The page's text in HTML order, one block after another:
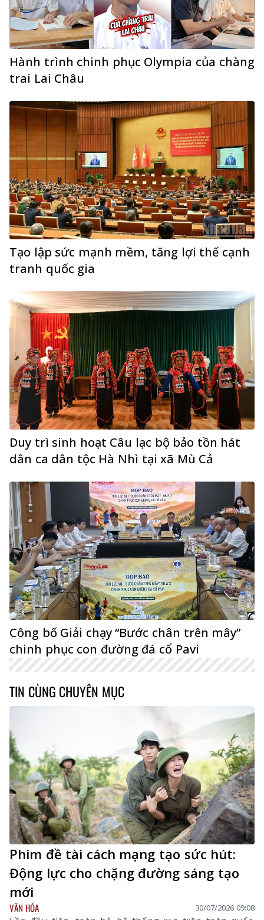
Hành trình chinh phục Olympia của chàng
trai Lai Châu
Tạo lập sức mạnh mềm, tăng lợi thế cạnh
tranh quốc gia
Duy trì sinh hoạt Câu lạc bộ bảo tồn hát
dân ca dân tộc Hà Nhì tại xã Mù Cả
Công bố Giải chạy “Bước chân trên mây”
chinh phục con đường đá cổ Pavi
TIN CÙNG CHUYÊN MỤC
Phim đề tài cách mạng tạo sức hút:
Động lực cho chặng đường sáng tạo
mới
VĂN HÓA 30/07/2026 09:08